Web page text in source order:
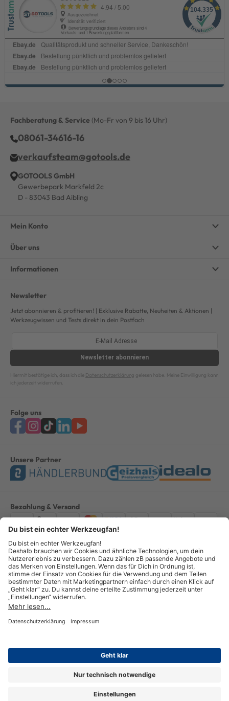
Fachberatung & Service (Mo-Fr von 9 bis 16 Uhr)
08061-34616-16
verkaufsteam@gotools.de
GOTOOLS GmbH
Gewerbepark Markfeld 2c
D - 83043 Bad Aibling
Mein Konto
Über uns
Informationen
Newsletter
Jetzt abonnieren & profitieren! | Exklusive Rabatte, Neuheiten & Aktionen |
Werkzeugwissen und Tests direkt in dein Postfach
Newsletter abonnieren
Hiermit bestätige ich, dass ich die Datenschutzerklärung gelesen habe. Meine Einwilligung kann
ich jederzeit widerrufen.
Folge uns
Unsere Partner
Bezahlung & Versand
ImpressumAGBDatenschutzWiderruf Vertrag widerrufen
Alle Preise verstehen sich inkl. ges. MwSt. *Kostenloser Versand innerhalb
Deutschlands, bei Bestellungen ab 100,00 Euro.
© Copyright 2026 GOTOOLS GmbH - Alle Rechte vorbehalten. powered by
createyourtemplate